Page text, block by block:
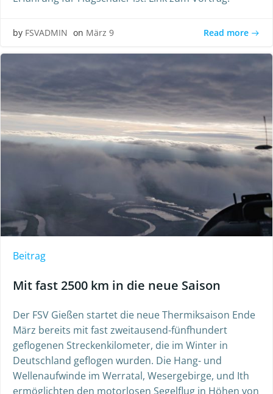
by FSVADMIN on März 9 Read more
Beitrag
Mit fast 2500 km in die neue Saison
Der FSV Gießen startet die neue Thermiksaison Ende
März bereits mit fast zweitausend-fünfhundert
geflogenen Streckenkilometer, die im Winter in
Deutschland geflogen wurden. Die Hang- und
Wellenaufwinde im Werratal, Wesergebirge, und Ith
ermöglichten den motorlosen Segelflug in Höhen von